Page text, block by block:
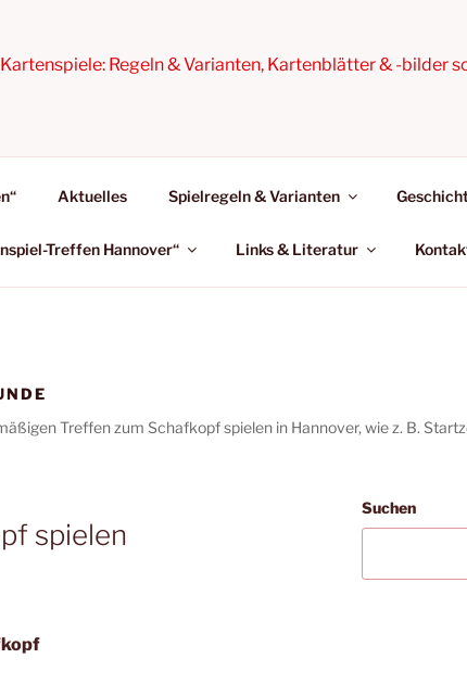
Regeln & Varianten, Kartenblätter & -bilder
Aktuelles Spielregeln & Varianten
Treffen Hannover“ Links & Literatur
Treffen zum Schafkopf spielen in Hannover, wie z. B.
spielen
Suchen